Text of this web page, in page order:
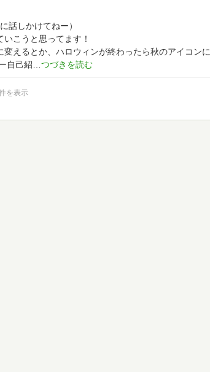
話しかけてねー）
こうと思ってます！
えるとか、ハロウィンが終わったら秋のアイコンに
自己紹
を表示